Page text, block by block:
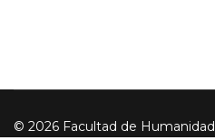
© 2026 Facultad de